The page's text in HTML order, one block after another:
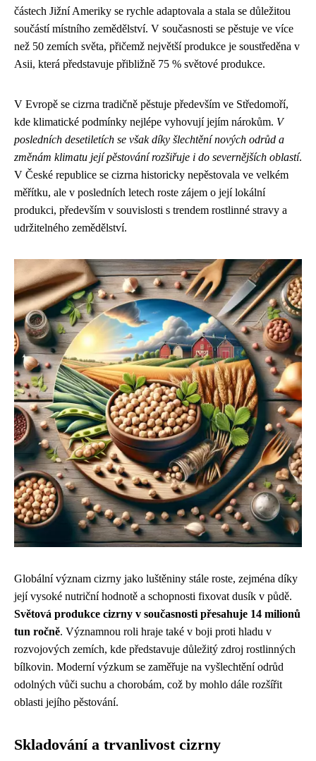
částech Jižní Ameriky se rychle adaptovala a stala se důležitou
součástí místního zemědělství. V současnosti se pěstuje ve více
než 50 zemích světa, přičemž největší produkce je soustředěna v
Asii, která představuje přibližně 75 % světové produkce.
V Evropě se cizrna tradičně pěstuje především ve Středomoří,
kde klimatické podmínky nejlépe vyhovují jejím nárokům. V
posledních desetiletích se však díky šlechtění nových odrůd a
změnám klimatu její pěstování rozšiřuje i do severnějších oblastí.
V České republice se cizrna historicky nepěstovala ve velkém
měřítku, ale v posledních letech roste zájem o její lokální
produkci, především v souvislosti s trendem rostlinné stravy a
udržitelného zemědělství.
Globální význam cizrny jako luštěniny stále roste, zejména díky
její vysoké nutriční hodnotě a schopnosti fixovat dusík v půdě.
Světová produkce cizrny v současnosti přesahuje 14 milionů
tun ročně. Významnou roli hraje také v boji proti hladu v
rozvojových zemích, kde představuje důležitý zdroj rostlinných
bílkovin. Moderní výzkum se zaměřuje na vyšlechtění odrůd
odolných vůči suchu a chorobám, což by mohlo dále rozšířit
oblasti jejího pěstování.
Skladování a trvanlivost cizrny